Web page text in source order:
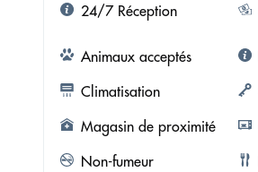
24/7 Réception
Animaux acceptés
Climatisation
Magasin de proximité
Non-fumeur